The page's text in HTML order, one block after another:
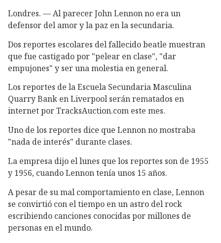
Londres. — Al parecer John Lennon no era un
defensor del amor y la paz en la secundaria.
Dos reportes escolares del fallecido beatle muestran
que fue castigado por "pelear en clase", "dar
empujones" y ser una molestia en general.
Los reportes de la Escuela Secundaria Masculina
Quarry Bank en Liverpool serán rematados en
internet por TracksAuction.com este mes.
Uno de los reportes dice que Lennon no mostraba
"nada de interés" durante clases.
La empresa dijo el lunes que los reportes son de 1955
y 1956, cuando Lennon tenía unos 15 años.
A pesar de su mal comportamiento en clase, Lennon
se convirtió con el tiempo en un astro del rock
escribiendo canciones conocidas por millones de
personas en el mundo.